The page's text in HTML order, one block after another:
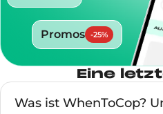
Promos -25%
Eine
Was ist WhenToCop?